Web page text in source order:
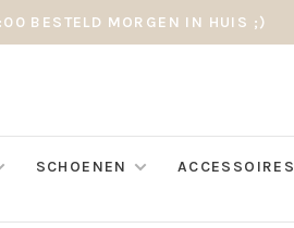
BESTELD MORGEN IN HUIS ;)
SCHOENEN ACCESSOIRES